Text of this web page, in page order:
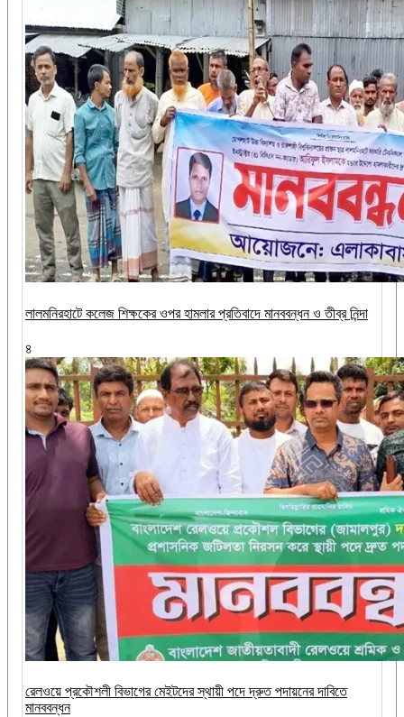
‎লালমনিরহাটে কলেজ শিক্ষকের ওপর হামলার প্রতিবাদে মানববন্ধন ও তীব্র নিন্দা
৪
রেলওয়ে প্রকৌশলী বিভাগের মেইটদের স্থায়ী পদে দ্রুত পদায়নের দাবিতে
মানববন্ধন